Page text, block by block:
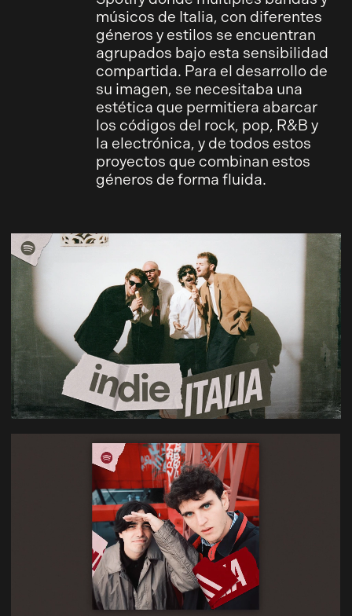
músicos de Italia, con diferentes
géneros y estilos se encuentran
agrupados bajo esta sensibilidad
compartida. Para el desarrollo de
su imagen, se necesitaba una
estética que permitiera abarcar
los códigos del rock, pop, R&B y
la electrónica, y de todos estos
proyectos que combinan estos
géneros de forma fluida.